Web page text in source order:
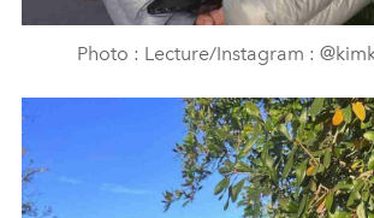
Photo : Lecture/Instagram :